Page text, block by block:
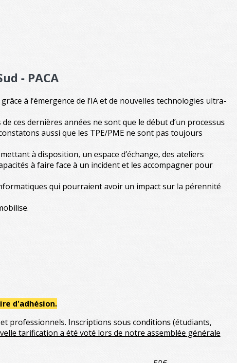
- PACA
à l’émergence de l’IA et de nouvelles technologies ultra-
ces dernières années ne sont que le début d’un processus
aussi que les TPE/PME ne sont pas toujours
à disposition, un espace d’échange, des ateliers
à faire face à un incident et les accompagner pour
qui pourraient avoir un impact sur la pérennité
d'adhésion.
professionnels. Inscriptions sous conditions (étudiants,
tarification a été voté lors de notre assemblée générale